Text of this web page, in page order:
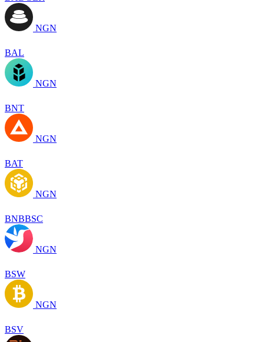
NGN
BAL
NGN
BNT
NGN
BAT
NGN
BNBBSC
NGN
BSW
NGN
BSV